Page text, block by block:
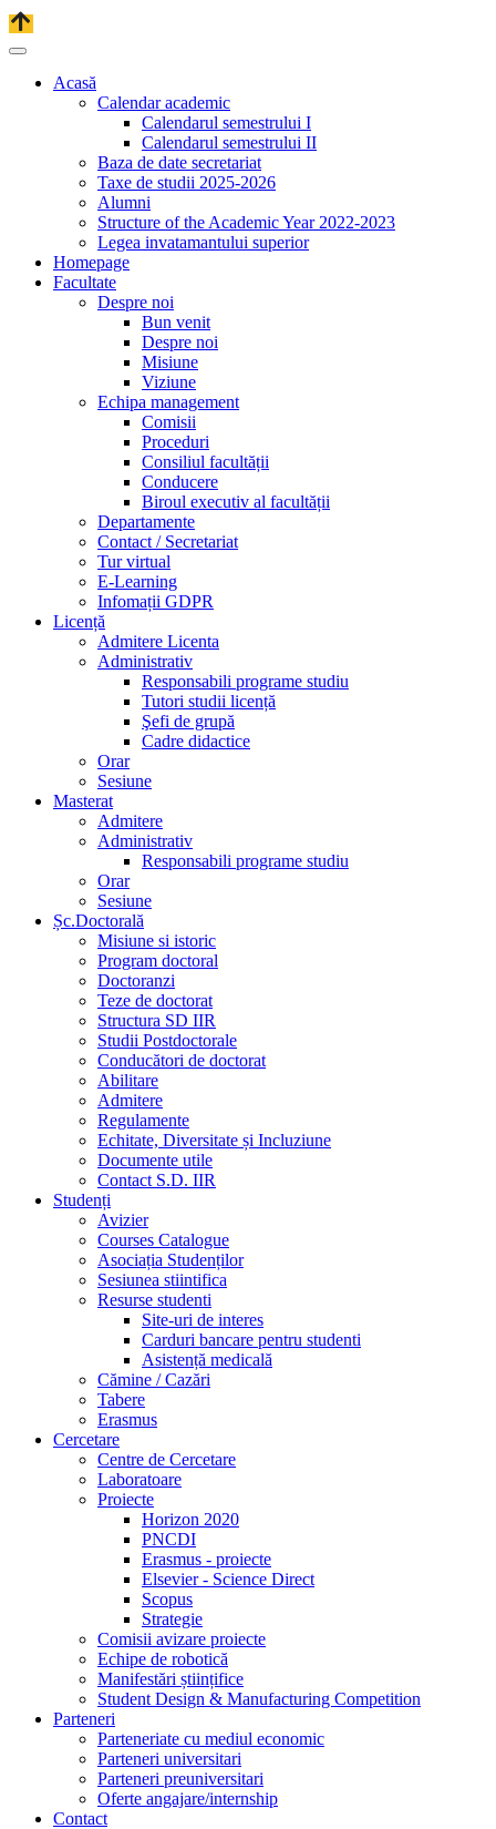
Acasă
Calendar academic
Calendarul semestrului I
Calendarul semestrului II
Baza de date secretariat
Taxe de studii 2025-2026
Alumni
Structure of the Academic Year 2022-2023
Legea invatamantului superior
Homepage
Facultate
Despre noi
Bun venit
Despre noi
Misiune
Viziune
Echipa management
Comisii
Proceduri
Consiliul facultății
Conducere
Biroul executiv al facultății
Departamente
Contact / Secretariat
Tur virtual
E-Learning
Infomații GDPR
Licență
Admitere Licenta
Administrativ
Responsabili programe studiu
Tutori studii licență
Şefi de grupă
Cadre didactice
Orar
Sesiune
Masterat
Admitere
Administrativ
Responsabili programe studiu
Orar
Sesiune
Șc.Doctorală
Misiune si istoric
Program doctoral
Doctoranzi
Teze de doctorat
Structura SD IIR
Studii Postdoctorale
Conducători de doctorat
Abilitare
Admitere
Regulamente
Echitate, Diversitate și Incluziune
Documente utile
Contact S.D. IIR
Studenți
Avizier
Courses Catalogue
Asociația Studenților
Sesiunea stiintifica
Resurse studenti
Site-uri de interes
Carduri bancare pentru studenti
Asistență medicală
Cămine / Cazări
Tabere
Erasmus
Cercetare
Centre de Cercetare
Laboratoare
Proiecte
Horizon 2020
PNCDI
Erasmus - proiecte
Elsevier - Science Direct
Scopus
Strategie
Comisii avizare proiecte
Echipe de robotică
Manifestări științifice
Student Design & Manufacturing Competition
Parteneri
Parteneriate cu mediul economic
Parteneri universitari
Parteneri preuniversitari
Oferte angajare/internship
Contact